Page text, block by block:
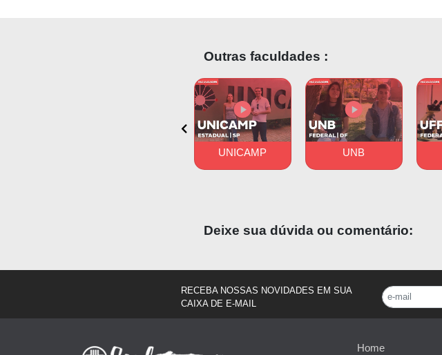
Outras faculdades :
UNICAMP UNB
Deixe sua dúvida ou comentário:
RECEBA NOSSAS NOVIDADES EM SUA
CAIXA DE E-MAIL
Home